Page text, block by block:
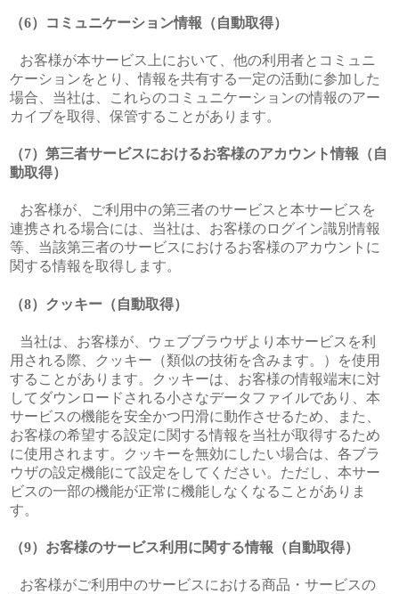
コミュニケーション情報（自動取得）
お客様が本サービス上において、他の利用者とコミュニ
ケーションをとり、情報を共有する一定の活動に参加した
場合、当社は、これらのコミュニケーションの情報のアー
カイブを取得、保管することがあります。
第三者サービスにおけるお客様のアカウント情報（自
動取得）
お客様が、ご利用中の第三者のサービスと本サービスを
連携される場合には、当社は、お客様のログイン識別情報
等、当該第三者のサービスにおけるお客様のアカウントに
関する情報を取得します。
クッキー（自動取得）
当社は、お客様が、ウェブブラウザより本サービスを利
用される際、クッキー（類似の技術を含みます。）を使用
することがあります。クッキーは、お客様の情報端末に対
してダウンロードされる小さなデータファイルであり、本
サービスの機能を安全かつ円滑に動作させるため、また、
お客様の希望する設定に関する情報を当社が取得するため
に使用されます。クッキーを無効にしたい場合は、各ブラ
ウザの設定機能にて設定をしてください。ただし、本サー
ビスの一部の機能が正常に機能しなくなることがありま
す。
お客様のサービス利用に関する情報（自動取得）
お客様がご利用中のサービスにおける商品・サービスの